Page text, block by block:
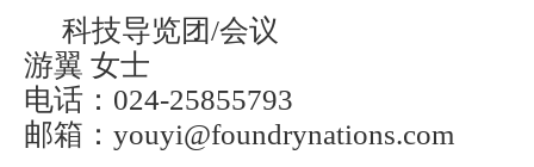
科技导览团/会议
游翼 女士
电话：024-25855793
邮箱：youyi@foundrynations.com